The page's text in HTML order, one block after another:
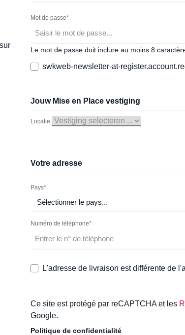
Mot de passe*
Le mot de passe doit inclure au moins 8
swkweb-newsletter-at-
Jouw Mise en Place vestiging
Locatie
Votre adresse
Pays*
Numéro de téléphone*
L'adresse de livraison est différente de
Ce site est protégé par reCAPTCHA et les
Google.
Politique de confidentialité